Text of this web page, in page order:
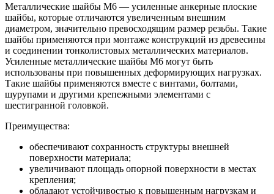
Металлические шайбы М6 — усиленные анкерные плоские
шайбы, которые отличаются увеличенным внешним
диаметром, значительно превосходящим размер резьбы. Такие
шайбы применяются при монтаже конструкций из древесины
и соединении тонколистовых металлических материалов.
Усиленные металлические шайбы М6 могут быть
использованы при повышенных деформирующих нагрузках.
Такие шайбы применяются вместе с винтами, болтами,
шурупами и другими крепежными элементами с
шестигранной головкой.
Преимущества:
обеспечивают сохранность структуры внешней
поверхности материала;
увеличивают площадь опорной поверхности в местах
крепления;
обладают устойчивостью к повышенным нагрузкам и